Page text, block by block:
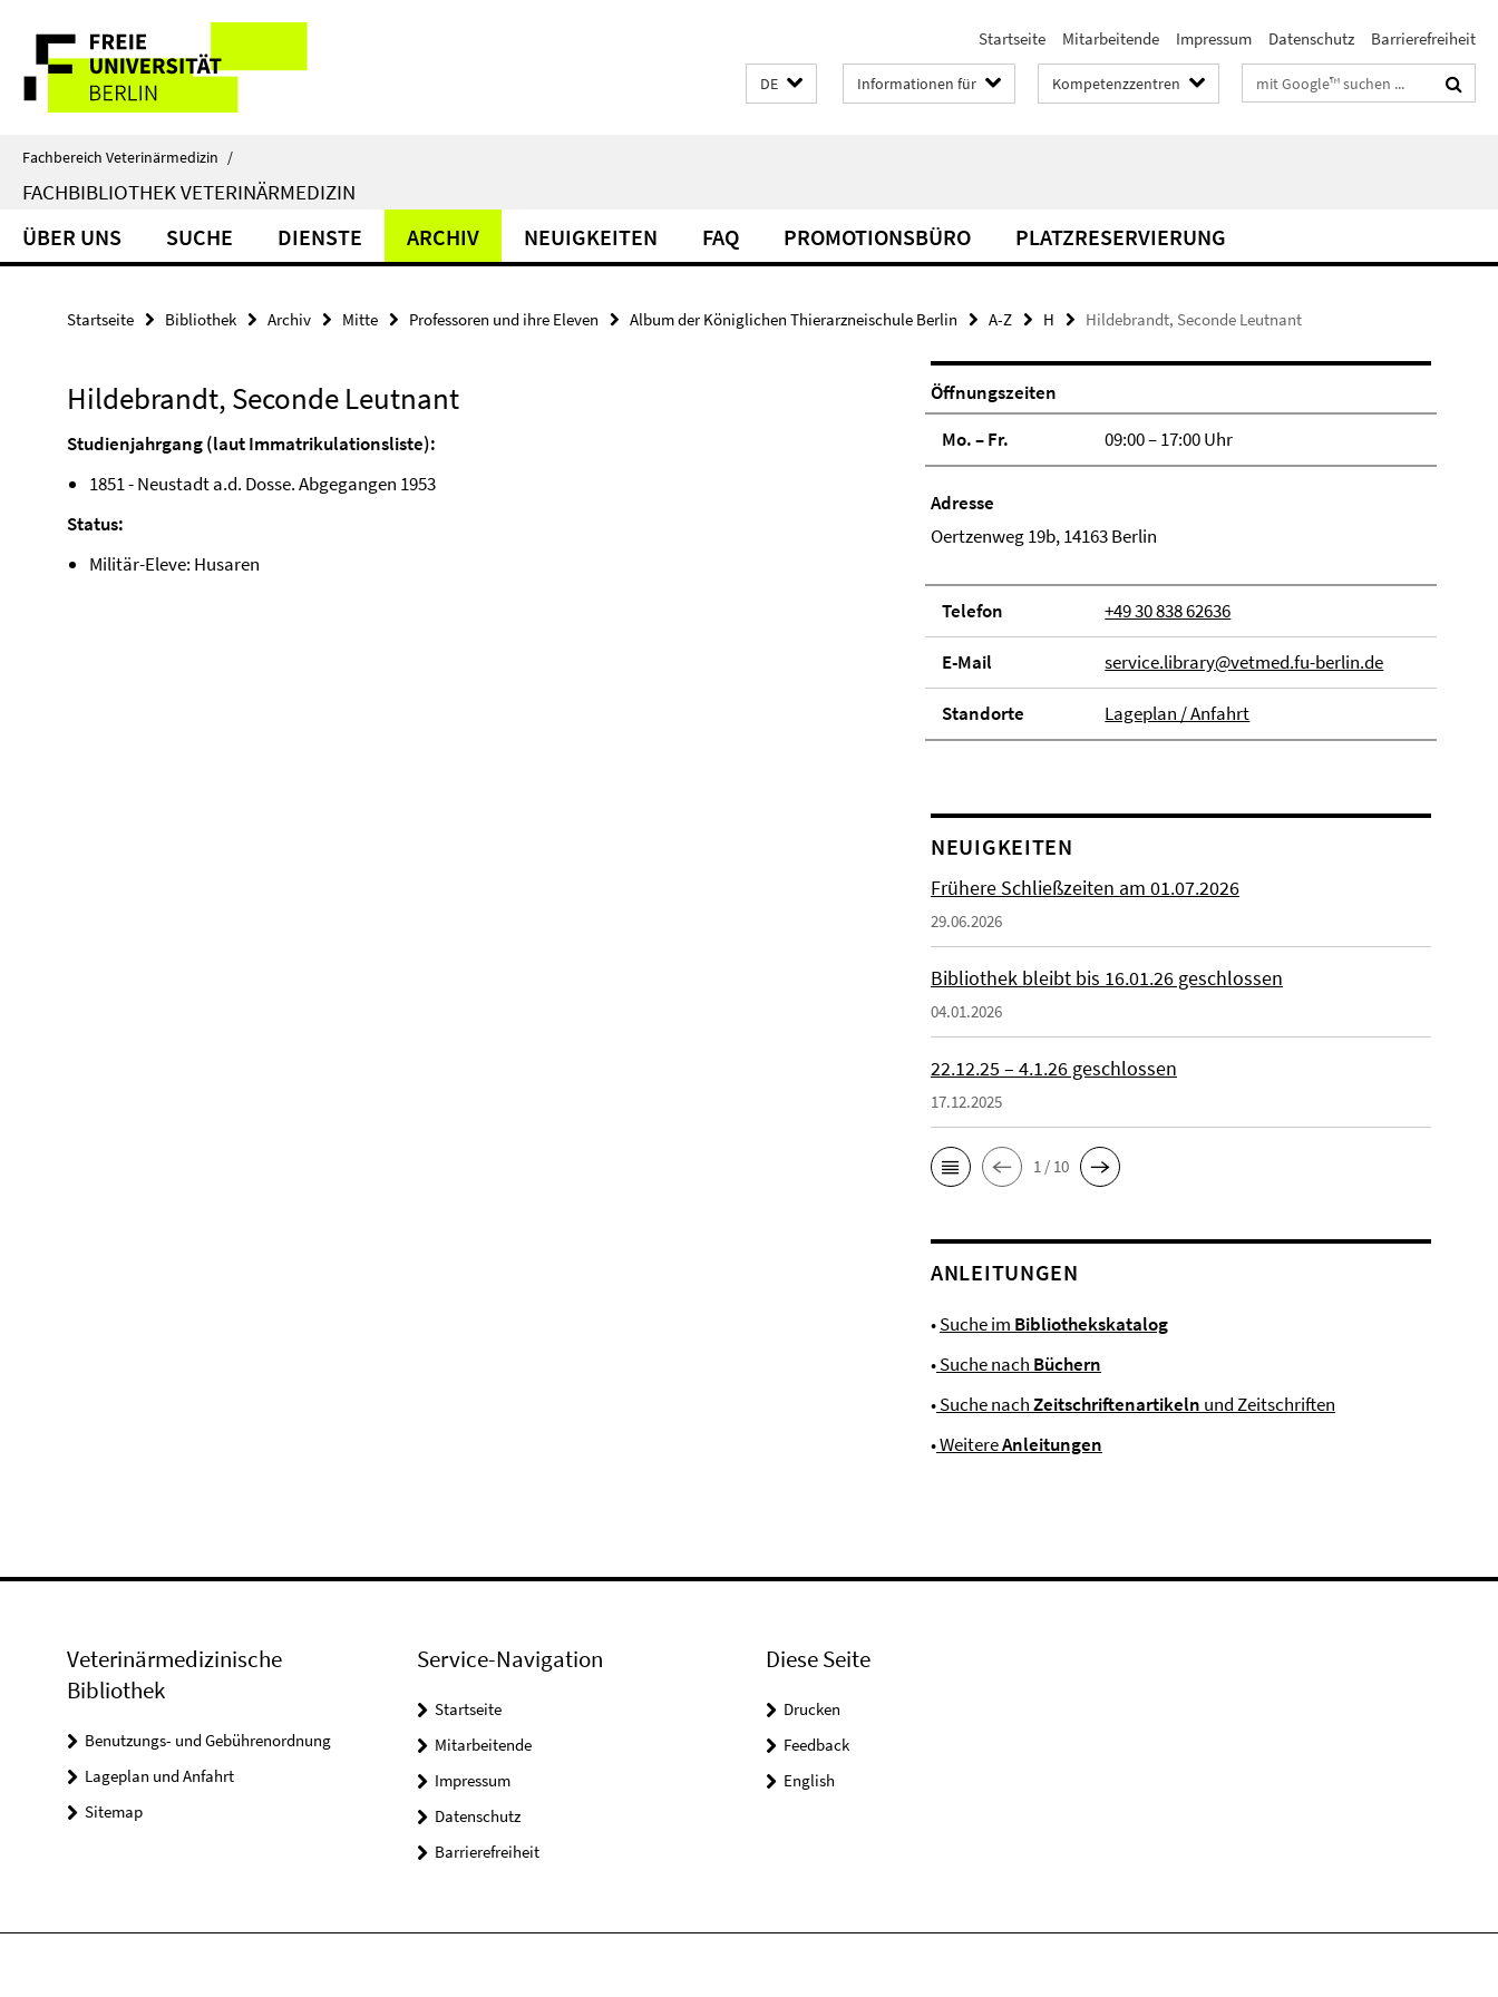
direkt
Inhalt
Service-
Navigation
Startseite Mitarbeitende Impressum Datenschutz Barrierefreiheit
DE Informationen für Kompetenzzentren Suchbegriffe
Fachbereich Veterinärmedizin /
FACHBIBLIOTHEK VETERINÄRMEDIZIN
ÜBER UNS SUCHE DIENSTE ARCHIV NEUIGKEITEN FAQ PROMOTIONSBÜRO PLATZRESERVIERUNG
Startseite Bibliothek Archiv Mitte Professoren und ihre Eleven Album der Königlichen Thierarzneischule Berlin A-Z H Hildebrandt, Seconde Leutnant
Hildebrandt, Seconde Leutnant
Studienjahrgang (laut Immatrikulationsliste):
1851 - Neustadt a.d. Dosse. Abgegangen 1953
Status:
Militär-Eleve: Husaren
Öffnungszeiten
Mo. – Fr.
09:00 – 17:00 Uhr
Adresse
Oertzenweg 19b, 14163 Berlin
Telefon +49 30 838 62636
E-Mail service.library@vetmed.fu-berlin.de
Stand­orte Lageplan / Anfahrt
NEUIGKEITEN
Frühere Schließzeiten am 01.07.2026
29.06.2026
Bibliothek bleibt bis 16.01.26 geschlossen
04.01.2026
22.12.25 – 4.1.26 geschlossen
17.12.2025
1 / 10
ANLEITUNGEN
•Suche im Bibliothekskatalog
•Suche nach Büchern
•Suche nachZeitschriftenartikeln und Zeitschriften
•WeitereAnleitungen
Veterinärmedizinische
Bibliothek
Benutzungs- und Gebührenordnung
Lageplan und Anfahrt
Sitemap
Service-Navigation
Startseite
Mitarbeitende
Impressum
Datenschutz
Barrierefreiheit
Diese Seite
Drucken
Feedback
English